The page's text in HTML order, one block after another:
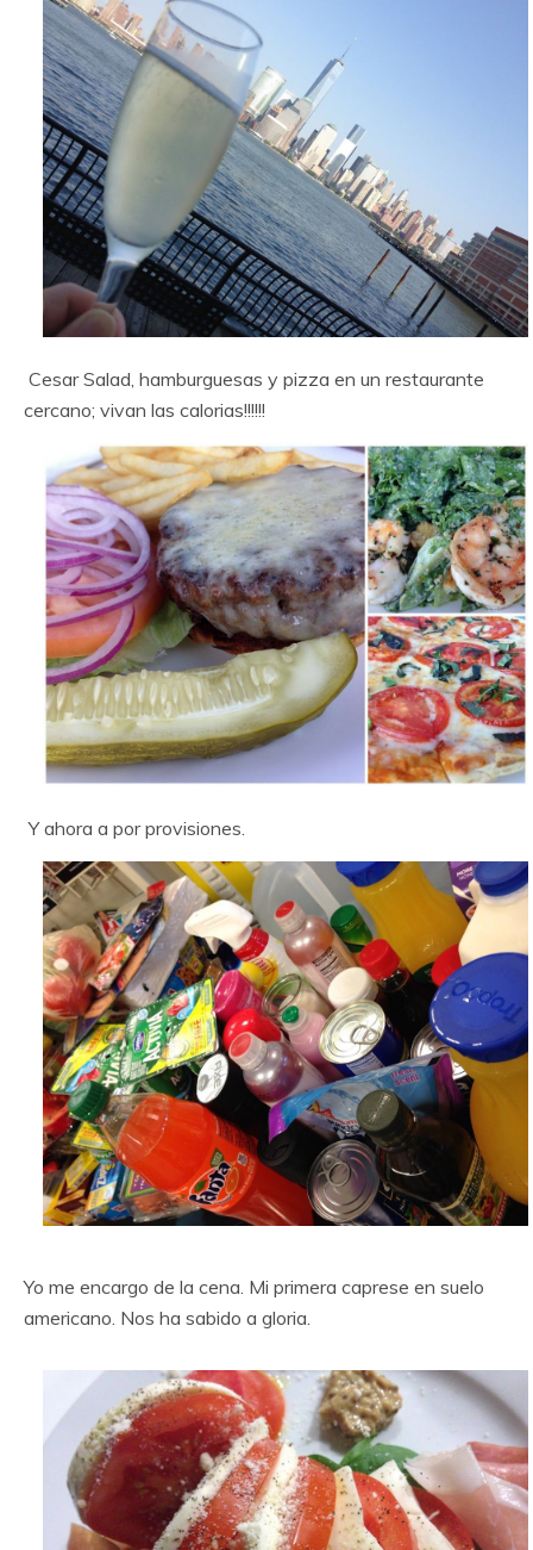
Cesar Salad, hamburguesas y pizza en un restaurante
cercano; vivan las calorias!!!!!!
Y ahora a por provisiones.
Yo me encargo de la cena. Mi primera caprese en suelo
americano. Nos ha sabido a gloria.